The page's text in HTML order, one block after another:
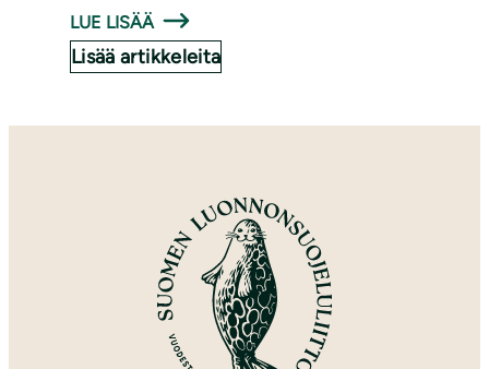
LUE LISÄÄ
Lisää artikkeleita